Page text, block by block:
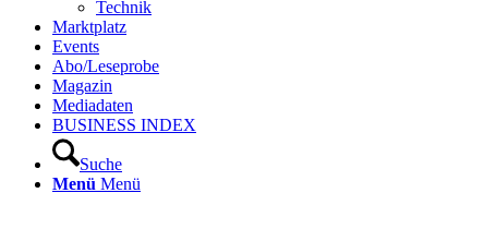
Technik
Marktplatz
Events
Abo/Leseprobe
Magazin
Mediadaten
BUSINESS INDEX
Suche
Menü Menü